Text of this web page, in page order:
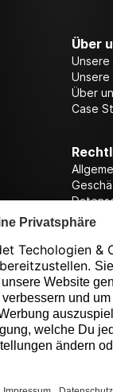
Über
Unsere
Über
Case
Reise!